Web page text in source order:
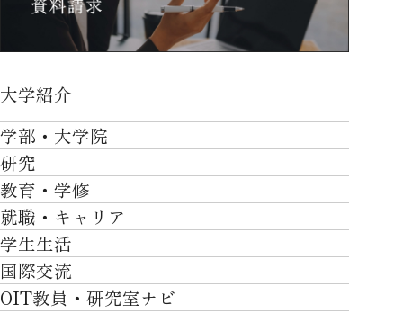
大学紹介
大学紹介TOP
OVER THE LIMIT
大学について
施設一覧
社会・地域・高大連携
川上村での取り組み
アクセス
学部・大学院
学部・大学院TOP
工学部
ロボティクス＆デザイン工学部
情報科学部
知的財産学部
研究
研究TOP
研究について
産官学連携
教育・学修
教育・学修TOP
卒業時質保証を担う独自の教育システム
自律学修
就職・キャリア
就職・キャリアTOP
就職サポート
キャリア形成
学生生活
学生生活TOP
キャンパスライフ
国際交流
国際交流TOP
OIT教員・研究室ナビ